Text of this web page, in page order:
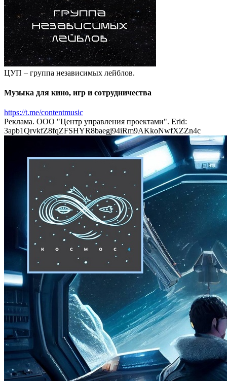
ЦУП – группа независимых лейблов.
Музыка для кино, игр и сотрудничества
https://t.me/contentmusic
Реклама. ООО "Центр управления проектами". Erid:
3apb1QrvkfZ8fqZFSHYR8baegj94iRm9AKkoNwfXZZn4c